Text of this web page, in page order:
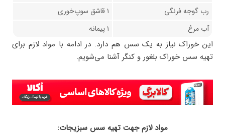
رب گوجه فرنگی
۱ قاشق سوپ‌خوری
آب مرغ
۱ پیمانه
این خوراک نیاز به یک سس هم دارد. در ادامه با مواد لازم برای
تهیه سس خوراک بلغور و کنگر آشنا می‌شویم.
مواد لازم جهت تهيه سس سبزیجات: